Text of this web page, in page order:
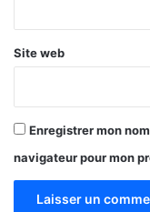
t
i
o
n
a
i
s
Site web
Enregistrer mon
navigateur pour mon